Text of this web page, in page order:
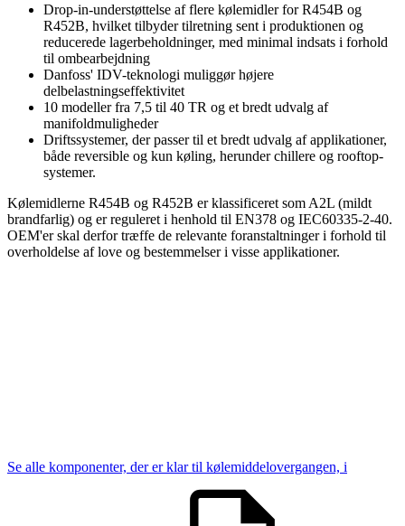
Drop-in-understøttelse af flere kølemidler for R454B og
R452B, hvilket tilbyder tilretning sent i produktionen og
reducerede lagerbeholdninger, med minimal indsats i forhold
til ombearbejdning
Danfoss' IDV-teknologi muliggør højere
delbelastningseffektivitet
10 modeller fra 7,5 til 40 TR og et bredt udvalg af
manifoldmuligheder
Driftssystemer, der passer til et bredt udvalg af applikationer,
både reversible og kun køling, herunder chillere og rooftop-
systemer.
Kølemidlerne R454B og R452B er klassificeret som A2L (mildt
brandfarlig) og er reguleret i henhold til EN378 og IEC60335-2-40.
OEM'er skal derfor træffe de relevante foranstaltninger i forhold til
overholdelse af love og bestemmelser i visse applikationer.
Se alle komponenter, der er klar til kølemiddelovergangen, i